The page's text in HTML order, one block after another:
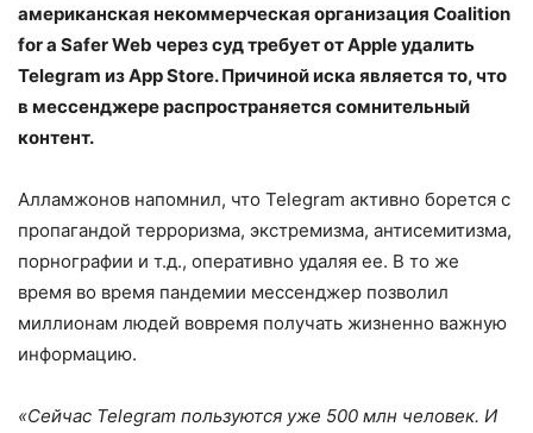
американская некоммерческая организация Coalition
for a Safer Web через суд требует от Apple удалить
Telegram из App Store. Причиной иска является то, что
в мессенджере распространяется сомнительный
контент.
Алламжонов напомнил, что Telegram активно борется с
пропагандой терроризма, экстремизма, антисемитизма,
порнографии и т.д., оперативно удаляя ее. В то же
время во время пандемии мессенджер позволил
миллионам людей вовремя получать жизненно важную
информацию.
«Сейчас Telegram пользуются уже 500 млн человек. И